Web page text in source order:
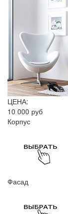
ЦЕНА:
10 000 руб
Корпус
Фасад